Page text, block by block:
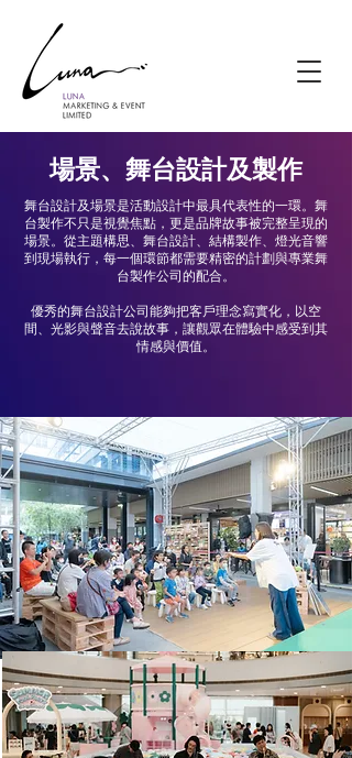
場景、舞台設計及製作
舞台設計及場景是活動設計中最具代表性的一環。舞
台製作不只是視覺焦點，更是品牌故事被完整呈現的
場景。從主題構思、舞台設計、結構製作、燈光音響
到現場執行，每一個環節都需要精密的計劃與專業舞
台製作公司的配合。
優秀的舞台設計公司能夠把客戶理念寫實化，以空
間、光影與聲音去說故事，讓觀眾在體驗中感受到其
情感與價值。